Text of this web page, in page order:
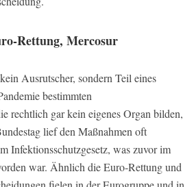
Mercosur
Ausrutscher, sondern Teil eines
bestimmten
rechtlich gar kein eigenes Organ bilden,
lief den Maßnahmen oft
Infektionsschutzgesetz, was zuvor im
war. Ähnlich die Euro‑Rettung und